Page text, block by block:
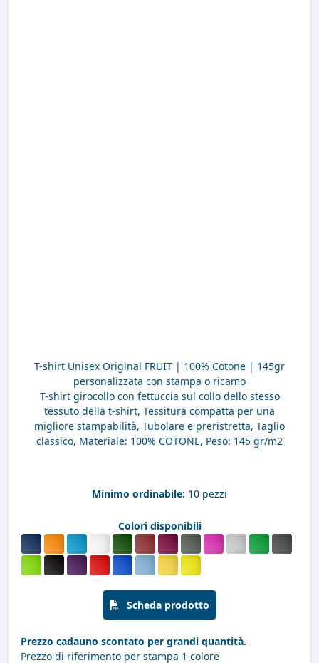
T-shirt Unisex Original FRUIT | 100% Cotone | 145gr
personalizzata con stampa o ricamo
T-shirt girocollo con fettuccia sul collo dello stesso
tessuto della t-shirt, Tessitura compatta per una
migliore stampabilità, Tubolare e preristretta, Taglio
classico, Materiale: 100% COTONE, Peso: 145 gr/m2
Minimo ordinabile: 10 pezzi
Colori disponibili
Scheda prodotto
Prezzo cadauno scontato per grandi quantità.
Prezzo di riferimento per stampa 1 colore